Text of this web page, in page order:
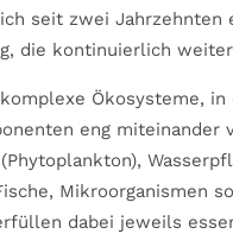
seit zwei Jahrzehnten
die kontinuierlich
Ökosysteme, in
eng miteinander
Mikroorganismen
dabei jeweils